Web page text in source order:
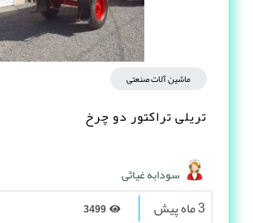
ماشین آلات صنعتی
تریلی تراکتور دو چرخ
سودابه غیاثی
3 ماه پیش